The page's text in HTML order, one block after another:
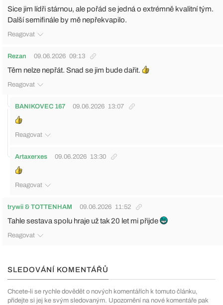
Sice jim lídři stárnou, ale pořád se jedná o extrémně kvalitní tým.
Další semifinále by mě nepřekvapilo.
Reagovat
Rezan 09.06.2026 09:13
Těm nelze nepřát. Snad se jim bude dařit.
Reagovat
BANIKOVEC 167 09.06.2026 13:07
Reagovat
Artaxerxes 09.06.2026 13:30
Reagovat
trywii & TOTTENHAM 09.06.2026 11:52
Tahle sestava spolu hraje už tak 20 let mi přijde
Reagovat
SLEDOVÁNÍ KOMENTÁŘŮ
Chcete-li se rychle dovědět o nových komentářích k tomuto článku,
přidejte si jej ke svým sledovaným. Upozornění na nové komentáře pak